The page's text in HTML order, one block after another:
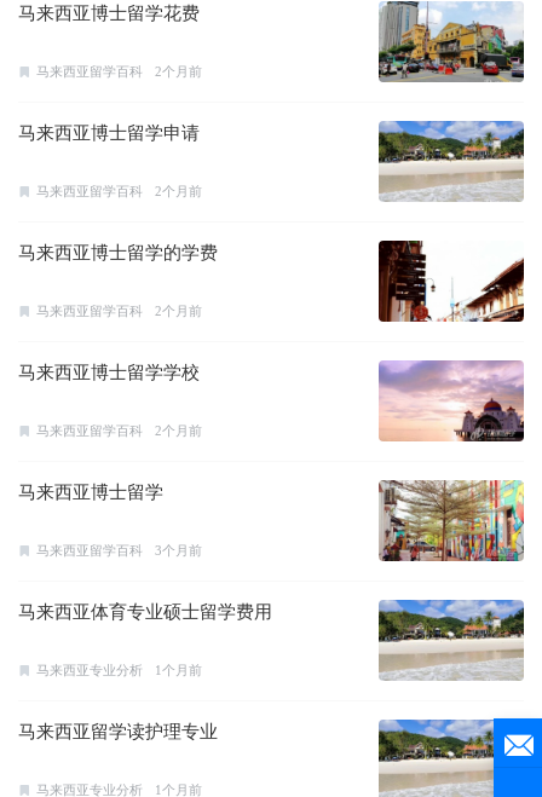
马来西亚博士留学花费
马来西亚留学百科 2个月前
马来西亚博士留学申请
马来西亚留学百科 2个月前
马来西亚博士留学的学费
马来西亚留学百科 2个月前
马来西亚博士留学学校
马来西亚留学百科 2个月前
马来西亚博士留学
马来西亚留学百科 3个月前
马来西亚体育专业硕士留学费用
马来西亚专业分析 1个月前
马来西亚留学读护理专业
马来西亚专业分析 1个月前